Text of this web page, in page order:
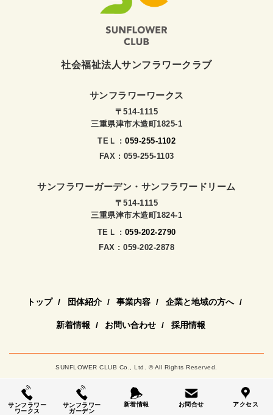
社会福祉法人サンフラワークラブ
サンフラワーワークス
〒514-1115
三重県津市木造町1825-1
TEＬ : 059-255-1102
FAX : 059-255-1103
サンフラワーガーデン・サンフラワードリーム
〒514-1115
三重県津市木造町1824-1
TEＬ : 059-202-2790
FAX : 059-202-2878
トップ 団体紹介 事業内容 企業と地域の方へ
新着情報 お問い合わせ 採用情報
SUNFLOWER CLUB Co., Ltd. © All Rights Reserved.
サンフラワー
ワークス
サンフラワー
ガーデン
新着情報 お問合せ アクセス